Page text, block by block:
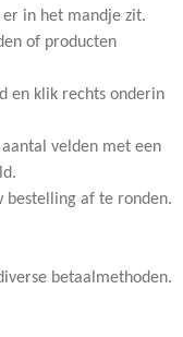
er in het mandje zit.
of producten
en klik rechts onderin
velden met een
bestelling af te ronden.
betaalmethoden.